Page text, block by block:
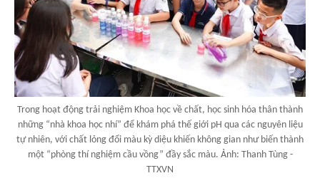
Trong hoạt động trải nghiệm Khoa học về chất, học sinh hóa thân thành
những “nhà khoa học nhí” để khám phá thế giới pH qua các nguyên liệu
tự nhiên, với chất lỏng đổi màu kỳ diệu khiến không gian như biến thành
một “phòng thí nghiệm cầu vồng” đầy sắc màu. Ảnh: Thanh Tùng -
TTXVN